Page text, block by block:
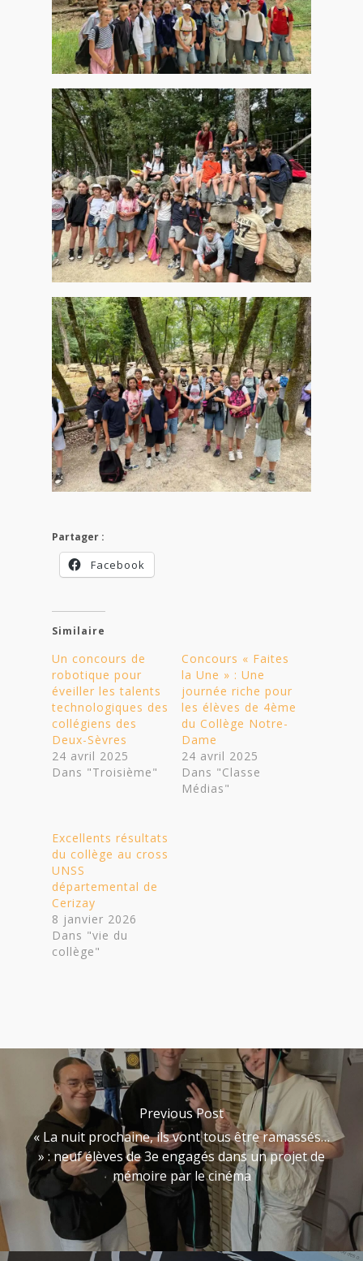
Partager :
Facebook
Similaire
Un concours de
robotique pour
éveiller les talents
technologiques des
collégiens des
Deux-Sèvres
24 avril 2025
Dans "Troisième"
Concours « Faites
la Une » : Une
journée riche pour
les élèves de 4ème
du Collège Notre-
Dame
24 avril 2025
Dans "Classe
Médias"
Excellents résultats
du collège au cross
UNSS
départemental de
Cerizay
8 janvier 2026
Dans "vie du
collège"
Previous Post
« La nuit prochaine, ils vont tous être ramassés…
» : neuf élèves de 3e engagés dans un projet de
mémoire par le cinéma